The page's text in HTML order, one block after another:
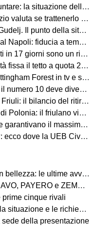
la situazione della difesa
se trattenerlo o cederlo
Il punto della situazione
a tempo della società
un risultato straordinario"
posti anche ai tifosi non abbonati
in tv e streaming | FVG Cup
anche leader e trascinatore
bilancio del ritiro di Lienz
il friulano vince in volata
discorso vale per Mancini e Ranieri”
Cividale difenderà il titolo
le ultime avversarie
la triplice cessione direzione Londra
cinque rivali
e le richieste dell'allenatore
della presentazione